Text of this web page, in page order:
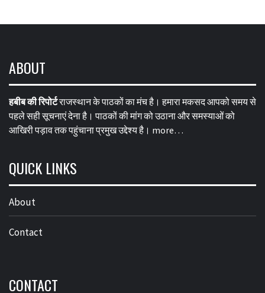
ABOUT
हबीब की रिपोर्टराजस्थान के पाठकों का मंच है। हमारा मकसद आपको समय से
पहले सही सूचनाएं देना है। पाठकों की मांग को उठाना और समस्याओं को
आखिरी पड़ाव तक पहुंचाना प्रमुख उद्देश्य है। more…
QUICK LINKS
About
Contact
CONTACT